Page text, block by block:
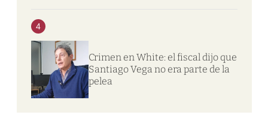
4
Crimen en White: el fiscal dijo que
Santiago Vega no era parte de la
pelea